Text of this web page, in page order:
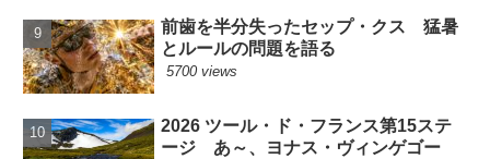
前歯を半分失ったセップ・クス 猛暑
とルールの問題を語る
5700 views
2026 ツール・ド・フランス第15ステ
ージ あ～、ヨナス・ヴィンゲゴー